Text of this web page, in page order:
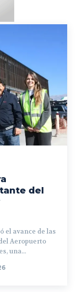
del
el avance de las
Aeropuerto
una...